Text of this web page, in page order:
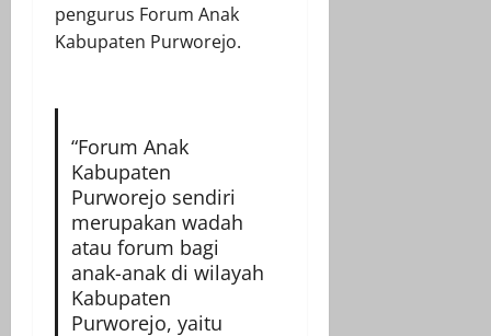
pengurus Forum Anak
Kabupaten Purworejo.
“Forum Anak
Kabupaten
Purworejo sendiri
merupakan wadah
atau forum bagi
anak-anak di wilayah
Kabupaten
Purworejo, yaitu